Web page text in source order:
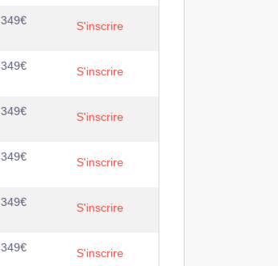
349€ S'inscrire
349€ S'inscrire
349€ S'inscrire
349€ S'inscrire
349€ S'inscrire
349€ S'inscrire